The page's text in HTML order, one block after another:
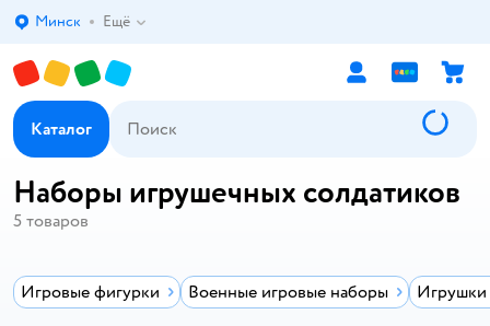
Выбор адреса доставки.
Минск Ещё
Каталог
Наборы игрушечных солдатиков
5 товаров
Игровые фигурки Военные игровые наборы Игрушки